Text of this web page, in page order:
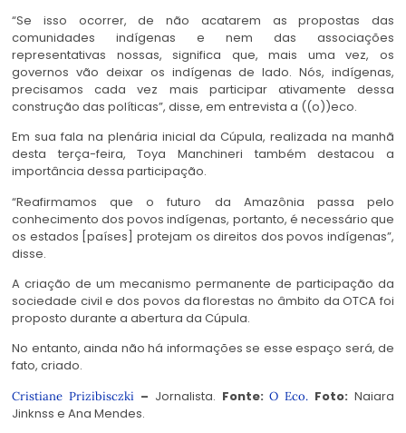
“Se isso ocorrer, de não acatarem as propostas das
comunidades indígenas e nem das associações
representativas nossas, significa que, mais uma vez, os
governos vão deixar os indígenas de lado. Nós, indígenas,
precisamos cada vez mais participar ativamente dessa
construção das políticas”, disse, em entrevista a ((o))eco.
Em sua fala na plenária inicial da Cúpula, realizada na manhã
desta terça-feira, Toya Manchineri também destacou a
importância dessa participação.
“Reafirmamos que o futuro da Amazônia passa pelo
conhecimento dos povos indígenas, portanto, é necessário que
os estados [países] protejam os direitos dos povos indígenas”,
disse.
A criação de um mecanismo permanente de participação da
sociedade civil e dos povos da florestas no âmbito da OTCA foi
proposto durante a abertura da Cúpula.
No entanto, ainda não há informações se esse espaço será, de
fato, criado.
Cristiane Prizibisczki– Jornalista. Fonte:O Eco. Foto: Naiara
Jinknss e Ana Mendes.